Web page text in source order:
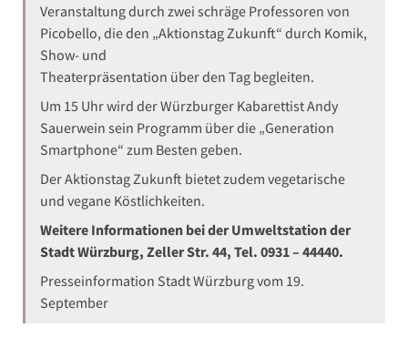
Veranstaltung durch zwei schräge Professoren von
Picobello, die den „Aktionstag Zukunft“ durch Komik,
Show- und
Theaterpräsentation über den Tag begleiten.
Um 15 Uhr wird der Würzburger Kabarettist Andy
Sauerwein sein Programm über die „Generation
Smartphone“ zum Besten geben.
Der Aktionstag Zukunft bietet zudem vegetarische
und vegane Köstlichkeiten.
Weitere Informationen bei der Umweltstation der
Stadt Würzburg, Zeller Str. 44, Tel. 0931 – 44440.
Presseinformation Stadt Würzburg vom 19.
September